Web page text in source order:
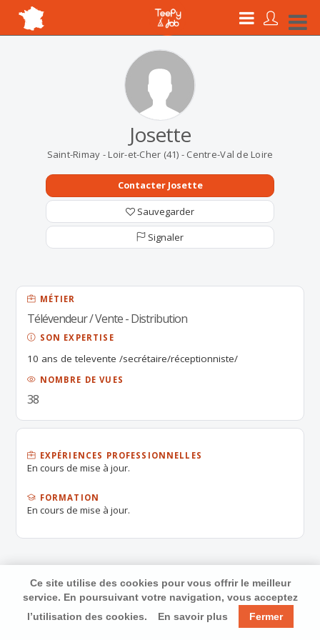
Josette
Saint-Rimay - Loir-et-Cher (41) - Centre-Val de Loire
Contacter Josette
Sauvegarder
Signaler
MÉTIER
Télévendeur / Vente - Distribution
SON EXPERTISE
10 ans de televente /secrétaire/réceptionniste/
NOMBRE DE VUES
38
EXPÉRIENCES PROFESSIONNELLES
En cours de mise à jour.
FORMATION
En cours de mise à jour.
Ce site utilise des cookies pour vous offrir le meilleur
service. En poursuivant votre navigation, vous acceptez
l’utilisation des cookies.
En savoir plus Fermer